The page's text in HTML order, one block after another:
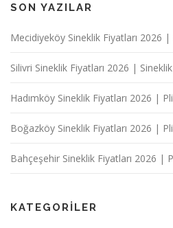
SON YAZILAR
Mecidiyeköy Sineklik Fiyatları 2026
Silivri Sineklik Fiyatları 2026 |
Hadımköy Sineklik Fiyatları 2026 |
Boğazköy Sineklik Fiyatları 2026 |
Bahçeşehir Sineklik Fiyatları 2026 |
KATEGORILER